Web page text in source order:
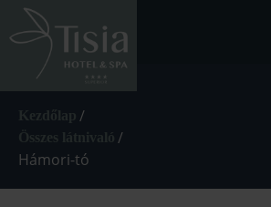
/
/
Hámori-tó